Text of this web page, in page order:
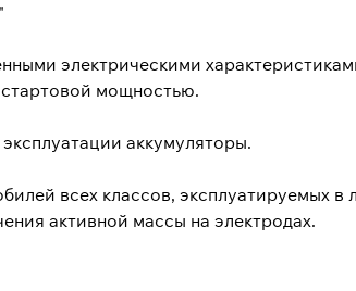
электрическими
мощностью.
аккумуляторы.
всех классов, эксплуатируемых
активной массы на электродах.